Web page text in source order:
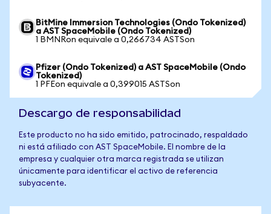
BitMine Immersion Technologies (Ondo Tokenized)
a AST SpaceMobile (Ondo Tokenized)
1 BMNRon equivale a 0,266734 ASTSon
Pfizer (Ondo Tokenized) a AST SpaceMobile (Ondo
Tokenized)
1 PFEon equivale a 0,399015 ASTSon
Descargo de responsabilidad
Este producto no ha sido emitido, patrocinado, respaldado
ni está afiliado con AST SpaceMobile. El nombre de la
empresa y cualquier otra marca registrada se utilizan
únicamente para identificar el activo de referencia
subyacente.